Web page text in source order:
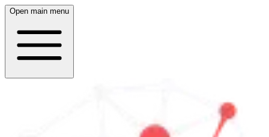
Open main menu